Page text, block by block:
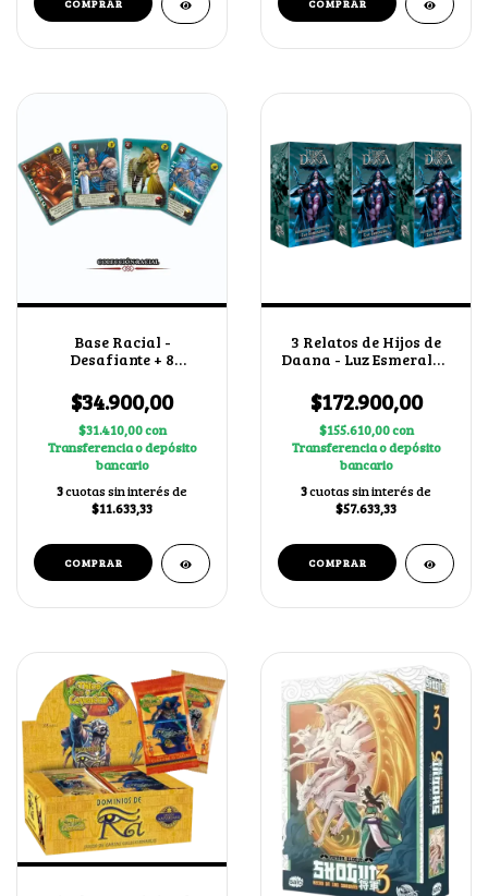
Base Racial -
Desafiante + 8
$34.900,00
$31.410,00con
Transferencia o depósito
bancario
3cuotas sin interés de
$11.633,33
3 Relatos de Hijos de
Daana - Luz Esmeralda
azar
$172.900,00
$155.610,00con
Transferencia o depósito
bancario
3cuotas sin interés de
$57.633,33